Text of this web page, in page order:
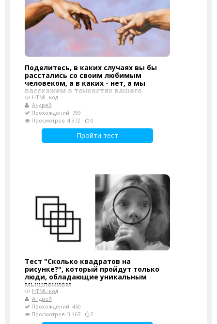
Поделитесь, в каких случаях вы бы
расстались со своим любимым
человеком, а в каких - нет, а мы
расскажем о тонкостях вашего
характера
HTML-код
Андрей
Прохождений: 799
Просмотров: 4 372
0
Пройти тест
Тест "Сколько квадратов на
рисунке?", который пройдут только
люди, обладающие уникальным
мышлением
HTML-код
Андрей
Прохождений: 450
Просмотров: 3 467
2